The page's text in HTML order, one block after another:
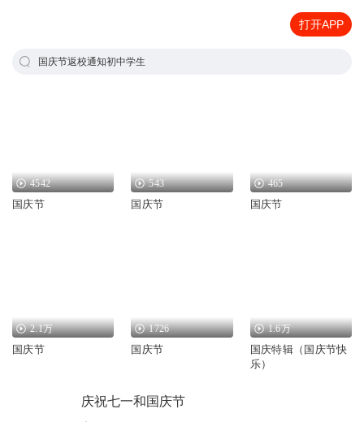
打开APP
国庆节返校通知初中学生
4542
国庆节
543
国庆节
465
国庆节
2.1万
国庆节
1726
国庆节
1.6万
国庆特辑（国庆节快
乐）
庆祝七一和国庆节